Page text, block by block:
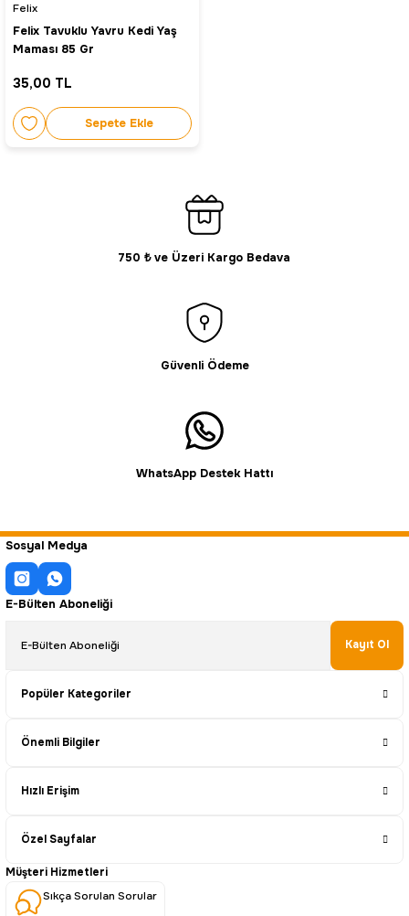
Felix
Felix Tavuklu Yavru Kedi Yaş
Maması 85 Gr
35,00 TL
Sepete Ekle
750 ₺ ve Üzeri Kargo Bedava
Güvenli Ödeme
WhatsApp Destek Hattı
Sosyal Medya
E-Bülten Aboneliği
Kayıt Ol
Popüler Kategoriler
Önemli Bilgiler
Hızlı Erişim
Özel Sayfalar
Müşteri Hizmetleri
Sıkça Sorulan Sorular